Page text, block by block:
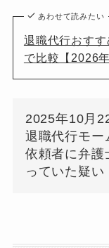
あわせて読みたい
退職代行おす
で比較【2026年
2025年10月
退職代行モー
依頼者に弁護
っていた疑い